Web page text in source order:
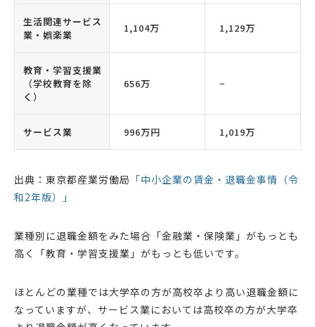
生活関連サービス
業・娯楽業
1,104万 1,129万
教育・学習支援業
（学校教育を除
く）
656万 −
サービス業 996万円 1,019万
出典：東京都産業労働局 「中小企業の賃金・退職金事情（令
和2年版）」
業種別に退職金額をみた場合「金融業・保険業」がもっとも
高く「教育・学習支援業」がもっとも低いです。
ほとんどの業種では大学卒の方が高校卒より高い退職金額に
なっていますが、サービス業においては高校卒の方が大学卒